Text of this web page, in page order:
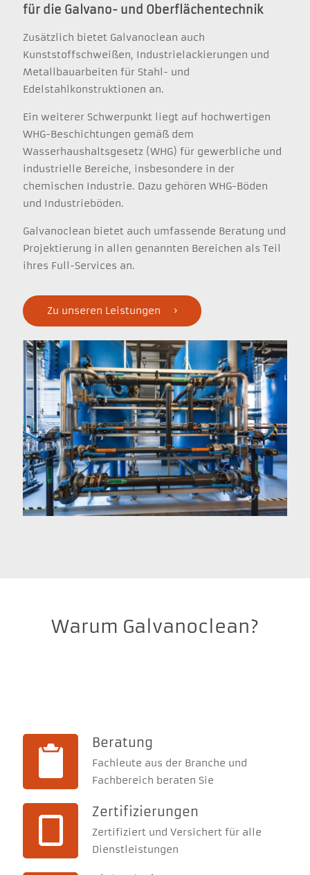
für die Galvano- und Oberflächentechnik
Zusätzlich bietet Galvanoclean auch
Kunststoffschweißen, Industrielackierungen und
Metallbauarbeiten für Stahl- und
Edelstahlkonstruktionen an.
Ein weiterer Schwerpunkt liegt auf hochwertigen
WHG-Beschichtungen gemäß dem
Wasserhaushaltsgesetz (WHG) für gewerbliche und
industrielle Bereiche, insbesondere in der
chemischen Industrie. Dazu gehören WHG-Böden
und Industrieböden.
Galvanoclean bietet auch umfassende Beratung und
Projektierung in allen genannten Bereichen als Teil
ihres Full-Services an.
Zu unseren Leistungen
Warum Galvanoclean?
Beratung
Fachleute aus der Branche und
Fachbereich beraten Sie
Zertifizierungen
Zertifiziert und Versichert für alle
Dienstleistungen